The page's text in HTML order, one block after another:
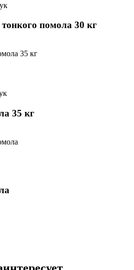
помола 30 кг
35 кг